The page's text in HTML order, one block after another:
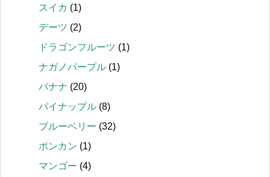
スイカ (1)
デーツ (2)
ドラゴンフルーツ (1)
ナガノパープル (1)
バナナ (20)
パイナップル (8)
ブルーベリー (32)
ポンカン (1)
マンゴー (4)